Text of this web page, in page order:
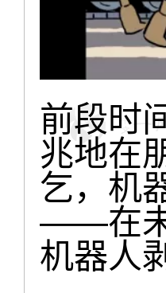
前段时
兆地在
乞，机
——在未
机器人